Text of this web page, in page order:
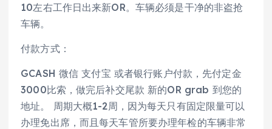
10左右工作日出来新OR。车辆必须是干净的非盗抢
车辆。
付款方式：
GCASH 微信 支付宝 或者银行账户付款，先付定金
3000比索，做完后补交尾款 新的OR grab 到您的
地址。 周期大概1-2周，因为每天只有固定限量可以
办理免出席，而且每天车管所要办理年检的车辆非常